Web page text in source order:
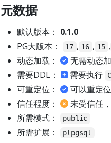
元数据
默认版本： 0.1.0
PG大版本：
17 , 16 , 15 ,
动态加载：
无需动态
需要DDL：
需要执行
可重定位：
可以重定
信任程度：
未受信任
所需模式：
public
所需扩展： plpgsql